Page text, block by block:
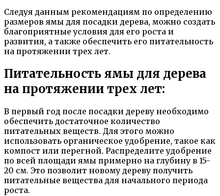
Следуя данным рекомендациям по определению
размеров ямы для посадки дерева, можно создать
благоприятные условия для его роста и
развития, а также обеспечить его питательность
на протяжении трех лет.
Питательность ямы для дерева
на протяжении трех лет:
В первый год после посадки дереву необходимо
обеспечить достаточное количество
питательных веществ. Для этого можно
использовать органическое удобрение, такое как
компост или перегной. Распределите удобрение
по всей площади ямы примерно на глубину в 15-
20 см. Это позволит новому дереву получить
питательные вещества для начального периода
роста.